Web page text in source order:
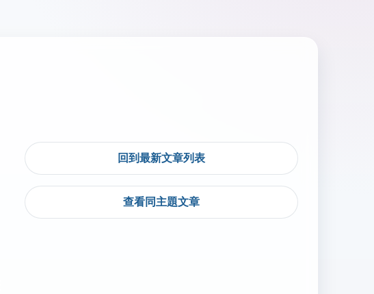
回到最新文章列表
查看同主題文章